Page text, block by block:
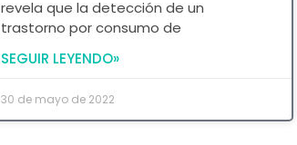
revela que la detección de un
trastorno por consumo de
SEGUIR LEYENDO»
30 de mayo de 2022